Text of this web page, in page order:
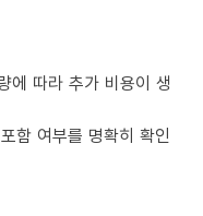
에 따라 추가 비용이 생
함 여부를 명확히 확인